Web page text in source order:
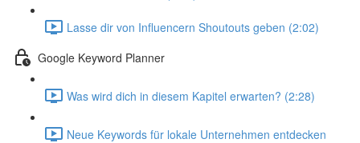
Lasse dir von Influencern Shoutouts geben (2:02)
Google Keyword Planner
Was wird dich in diesem Kapitel erwarten? (2:28)
Neue Keywords für lokale Unternehmen entdecken